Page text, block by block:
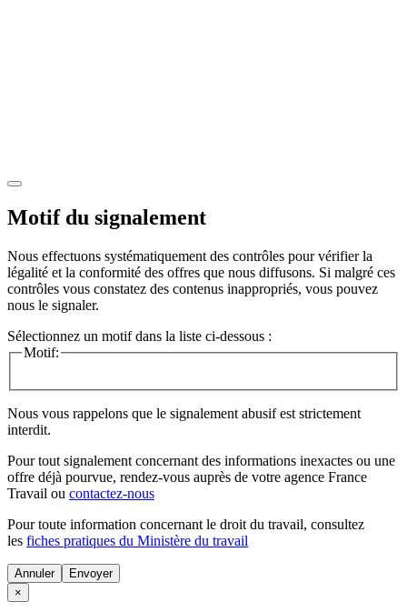
Motif du signalement
Nous effectuons systématiquement des contrôles pour vérifier la
légalité et la conformité des offres que nous diffusons. Si malgré ces
contrôles vous constatez des contenus inappropriés, vous pouvez
nous le signaler.
Sélectionnez un motif dans la liste ci-dessous :
Motif:
Nous vous rappelons que le signalement abusif est strictement
interdit.
Pour tout signalement concernant des informations inexactes ou une
offre déjà pourvue, rendez-vous auprès de votre agence France
Travail ou contactez-nous
Pour toute information concernant le droit du travail, consultez
les fiches pratiques du Ministère du travail
Annuler
×